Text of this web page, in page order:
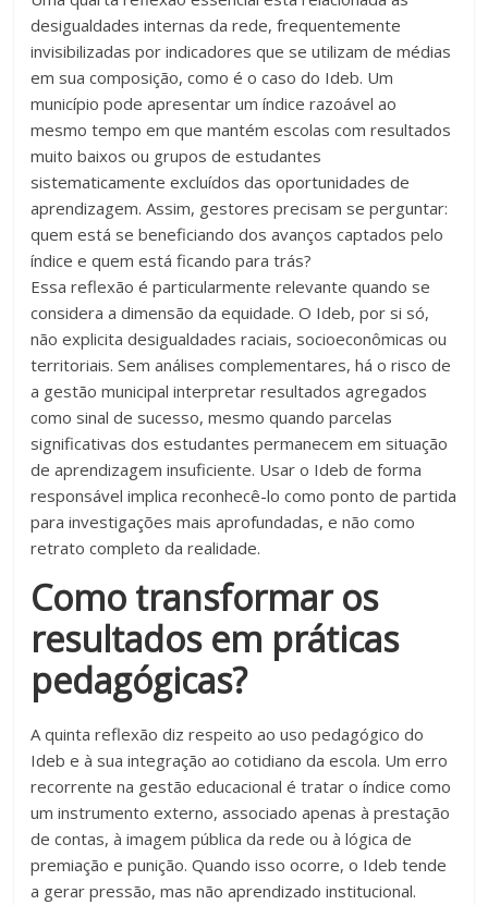
desigualdades internas da rede, frequentemente
invisibilizadas por indicadores que se utilizam de médias
em sua composição, como é o caso do Ideb. Um
município pode apresentar um índice razoável ao
mesmo tempo em que mantém escolas com resultados
muito baixos ou grupos de estudantes
sistematicamente excluídos das oportunidades de
aprendizagem. Assim, gestores precisam se perguntar:
quem está se beneficiando dos avanços captados pelo
índice e quem está ficando para trás?
Essa reflexão é particularmente relevante quando se
considera a dimensão da equidade. O Ideb, por si só,
não explicita desigualdades raciais, socioeconômicas ou
territoriais. Sem análises complementares, há o risco de
a gestão municipal interpretar resultados agregados
como sinal de sucesso, mesmo quando parcelas
significativas dos estudantes permanecem em situação
de aprendizagem insuficiente. Usar o Ideb de forma
responsável implica reconhecê-lo como ponto de partida
para investigações mais aprofundadas, e não como
retrato completo da realidade.
Como transformar os
resultados em práticas
pedagógicas?
A quinta reflexão diz respeito ao uso pedagógico do
Ideb e à sua integração ao cotidiano da escola. Um erro
recorrente na gestão educacional é tratar o índice como
um instrumento externo, associado apenas à prestação
de contas, à imagem pública da rede ou à lógica de
premiação e punição. Quando isso ocorre, o Ideb tende
a gerar pressão, mas não aprendizado institucional.